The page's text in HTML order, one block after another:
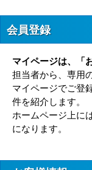
会員登録
マイページは、「
担当者から、専用
マイページでご登
件を紹介します。
ホームページ上に
になります。